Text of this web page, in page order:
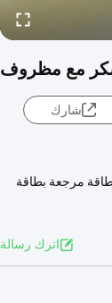
مع مظروف
شارك
مرجعة بطاقة
اترك رسالة